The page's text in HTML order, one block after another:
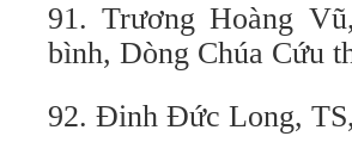
91. Trương Hoàng
bình, Dòng Chúa Cứu
92. Đinh Đức Long,